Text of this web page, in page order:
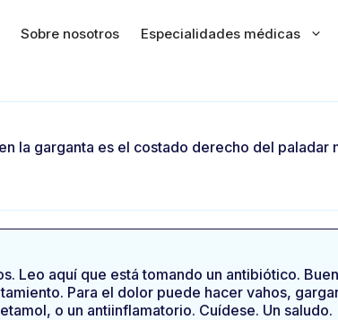
Sobre nosotros Especialidades médicas
la garganta es el costado derecho del
Leo aquí que está tomando un antibiótico.
Para el dolor puede hacer vahos,
o un antiinflamatorio. Cuídese. Un saludo.